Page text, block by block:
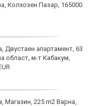
Колхозен Пазар, 165000
Двустаен апартамент, 63
област, м-т Кабакум,
Магазин, 225 m2 Варна,